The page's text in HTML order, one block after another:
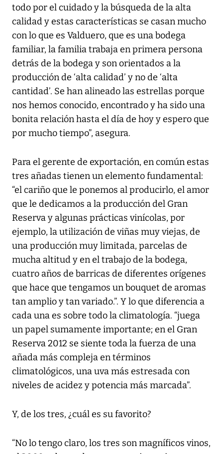
todo por el cuidado y la búsqueda de la alta
calidad y estas características se casan mucho
con lo que es Valduero, que es una bodega
familiar, la familia trabaja en primera persona
detrás de la bodega y son orientados a la
producción de ‘alta calidad’ y no de ‘alta
cantidad’. Se han alineado las estrellas porque
nos hemos conocido, encontrado y ha sido una
bonita relación hasta el día de hoy y espero que
por mucho tiempo”, asegura.
Para el gerente de exportación, en común estas
tres añadas tienen un elemento fundamental:
“el cariño que le ponemos al producirlo, el amor
que le dedicamos a la producción del Gran
Reserva y algunas prácticas vinícolas, por
ejemplo, la utilización de viñas muy viejas, de
una producción muy limitada, parcelas de
mucha altitud y en el trabajo de la bodega,
cuatro años de barricas de diferentes orígenes
que hace que tengamos un bouquet de aromas
tan amplio y tan variado.”. Y lo que diferencia a
cada una es sobre todo la climatología. “juega
un papel sumamente importante; en el Gran
Reserva 2012 se siente toda la fuerza de una
añada más compleja en términos
climatológicos, una uva más estresada con
niveles de acidez y potencia más marcada”.
Y, de los tres, ¿cuál es su favorito?
“No lo tengo claro, los tres son magníficos vinos,